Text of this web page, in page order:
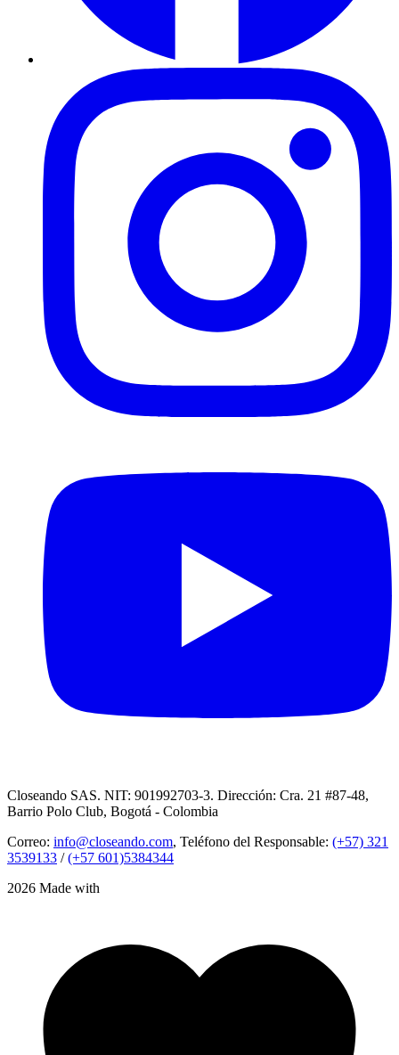
Closeando SAS. NIT: 901992703-3. Dirección: Cra. 21 #87-48,
Barrio Polo Club, Bogotá - Colombia
Correo: info@closeando.com, Teléfono del Responsable: (+57) 321
3539133 /(+57 601)5384344
2026 Made with